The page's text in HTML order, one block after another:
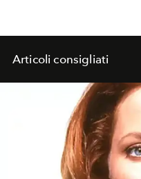
Articoli consigliati